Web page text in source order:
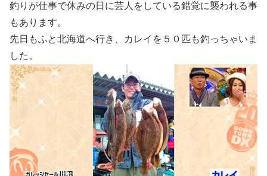
釣りが仕事で休みの日に芸人をしている錯覚に襲われる事
もあります。
先日もふと北海道へ行き、カレイを５０匹も釣っちゃいま
した。